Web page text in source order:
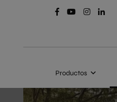
Productos